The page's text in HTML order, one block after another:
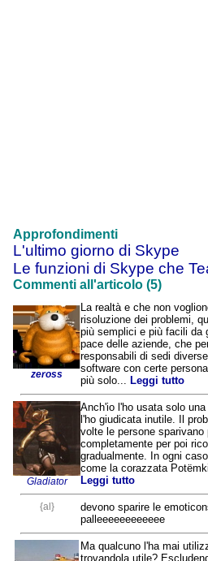
Approfondimenti
L'ultimo giorno di Skype
Le funzioni di Skype che
Commenti all'articolo (5)
zeross
La realtà e che non
risoluzione dei problemi,
più semplici e più facili da
pace delle aziende, che
responsabili di sedi
software con certe
più solo... Leggi tutto
Gladiator
Anch'io l'ho usata solo
l'ho giudicata inutile. Il
volte le persone sparivano
completamente per poi
gradualmente. In ogni
come la corazzata
Leggi tutto
{al}
devono sparire le
palleeeeeeeeeeee
Ma qualcuno l'ha mai
trovandola utile?